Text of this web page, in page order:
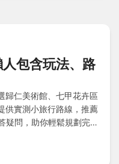
包含玩法、路
歸仁美術館、七甲花卉區
供實測小旅行路線，推薦
疑問，助你輕鬆規劃完